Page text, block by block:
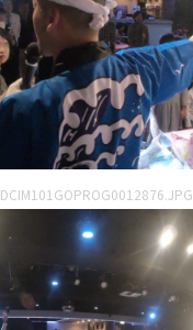
DCIM101GOPROG0012876.JPG